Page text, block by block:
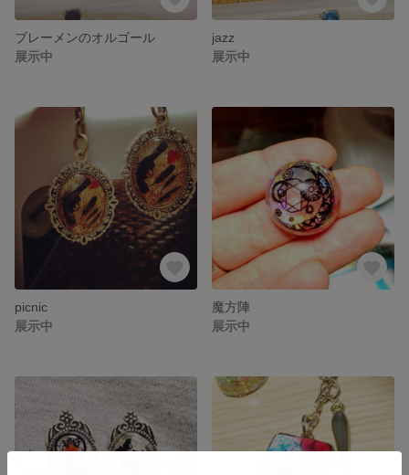
ブレーメンのオルゴール
展示中
jazz
展示中
picnic
展示中
魔方陣
展示中